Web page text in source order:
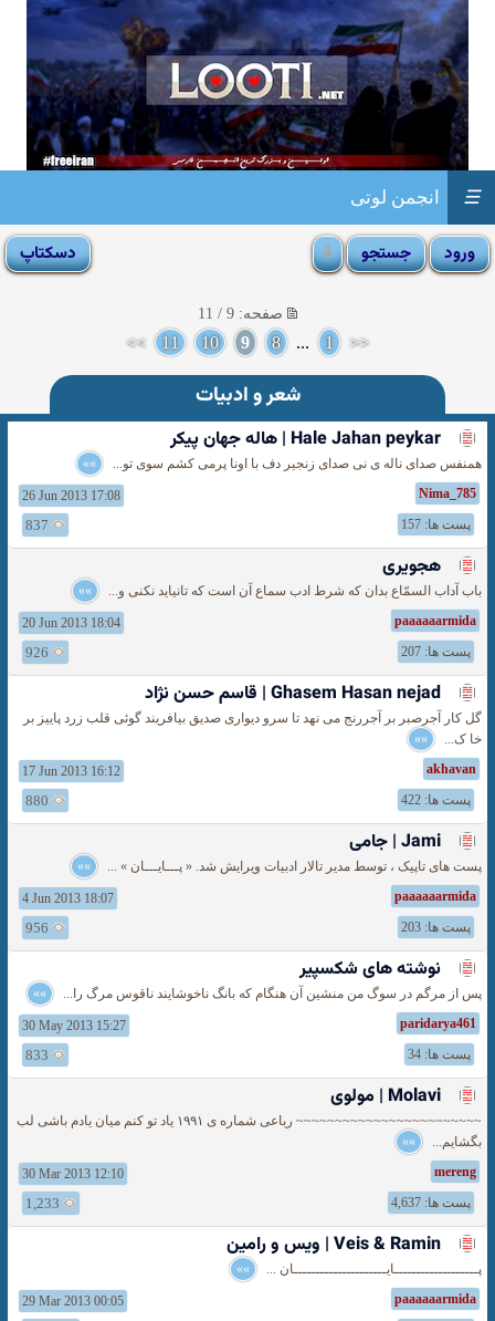
انجمن لوتی ☰
صفحه: 9 / 11
<<
1
...
8
9
10
11
>>
شعر و ادبیات
Hale Jahan peykar | هاله جهان پیکر
همنفس صدای ناله ی نی صدای زنجیر دف با اونا پرمی کشم سوی تو... »»
Nima_785
26 Jun 2013 17:08
پست ها: 157
837
هجویری
باب آداب السمّاع بدان که شرط ادب سماع آن است که تانیاید نکنی و... »»
paaaaaarmida
20 Jun 2013 18:04
پست ها: 207
926
Ghasem Hasan nejad | قاسم حسن نژاد
گل کار آجرصبر بر آجررنج می نهد تا سرو دیواری صدیق بیافریند گوئی قلب زرد پاییز بر
خا ک... »»
akhavan
17 Jun 2013 16:12
پست ها: 422
880
Jami | جامی
پست های تاپیک ، توسط مدیر تالار ادبیات ویرایش شد. « پـــایـــان » ... »»
paaaaaarmida
4 Jun 2013 18:07
پست ها: 203
956
نوشته های شكسپير
پس از مرگم در سوگ من منشین آن هنگام که بانگ ناخوشایند ناقوس مرگ را... »»
paridarya461
30 May 2013 15:27
پست ها: 34
833
Molavi | مولوی
~~~~~~~~~~~~~~~~~~~~~~~~ ‎رباعی شماره ی ‏۱۹۹۱ یاد تو کنم میان یادم باشی لب
بگشایم... »»
mereng
30 Mar 2013 12:10
پست ها: 4,637
1,233
Veis & Ramin | ویس و رامین
پـــــــــــــــــــایـــــــــــــــــــــان ... »»
paaaaaarmida
29 Mar 2013 00:05